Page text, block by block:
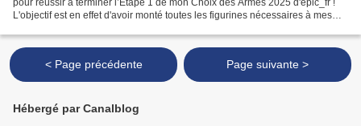
pour réussir à terminer l’Étape 1 de mon Choix des Armes 2025 d'epic_fr !
L'objectif est en effet d'avoir monté toutes les figurines nécessaires à mes
< Page précédente Page suivante >
Hébergé par Canalblog